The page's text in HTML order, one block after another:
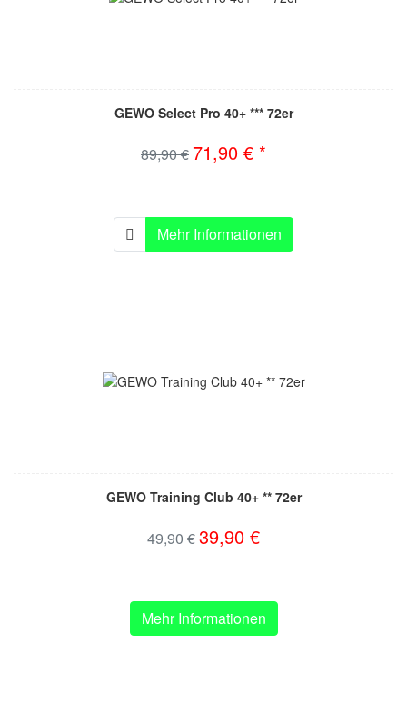
GEWO Select Pro 40+ *** 72er
89,90 € 71,90 € *
Mehr Informationen
GEWO Training Club 40+ ** 72er
49,90 €39,90 €
Mehr Informationen